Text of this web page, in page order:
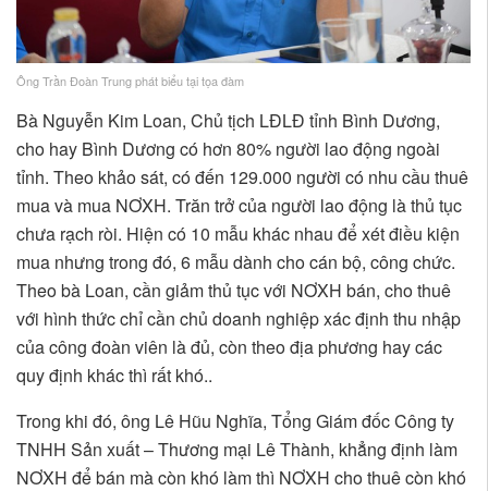
Ông Trần Đoàn Trung phát biểu tại tọa đàm
Bà Nguyễn Kim Loan, Chủ tịch LĐLĐ tỉnh Bình Dương,
cho hay Bình Dương có hơn 80% người lao động ngoài
tỉnh. Theo khảo sát, có đến 129.000 người có nhu cầu thuê
mua và mua NƠXH. Trăn trở của người lao động là thủ tục
chưa rạch ròi. Hiện có 10 mẫu khác nhau để xét điều kiện
mua nhưng trong đó, 6 mẫu dành cho cán bộ, công chức.
Theo bà Loan, cần giảm thủ tục với NƠXH bán, cho thuê
với hình thức chỉ cần chủ doanh nghiệp xác định thu nhập
của công đoàn viên là đủ, còn theo địa phương hay các
quy định khác thì rất khó..
Trong khi đó, ông Lê Hũu Nghĩa, Tổng Giám đốc Công ty
TNHH Sản xuất – Thương mại Lê Thành, khẳng định làm
NƠXH để bán mà còn khó làm thì NƠXH cho thuê còn khó